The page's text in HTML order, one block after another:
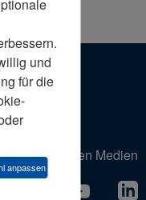
und
für die
anpassen
den Sozialen Medien